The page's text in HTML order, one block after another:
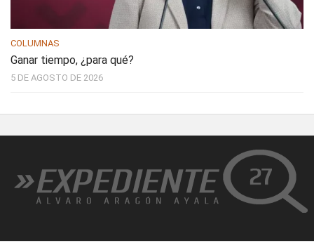
COLUMNAS
Ganar tiempo, ¿para qué?
5 DE AGOSTO DE 2026